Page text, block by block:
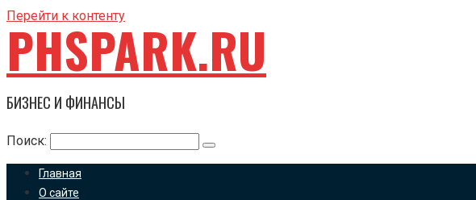
Перейти к контенту
PHSPARK.RU
БИЗНЕС И ФИНАНСЫ
Поиск:
Главная
О сайте